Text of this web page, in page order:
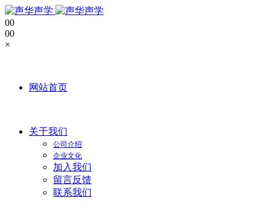
00
00
×
网站首页
关于我们
公司介绍
企业文化
加入我们
留言反馈
联系我们